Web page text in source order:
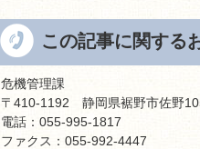
この記事に関する
危機管理課
〒410-1192 静岡県裾野市佐野
電話：055-995-1817
ファクス：055-992-4447